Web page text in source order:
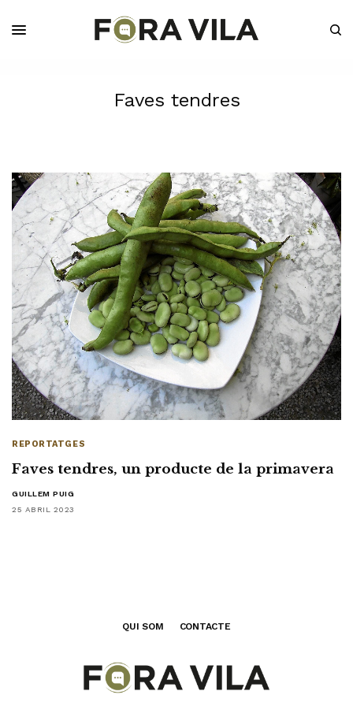
Faves tendres
REPORTATGES
Faves tendres, un producte de la primavera
GUILLEM PUIG
25 ABRIL 2023
QUI SOM CONTACTE